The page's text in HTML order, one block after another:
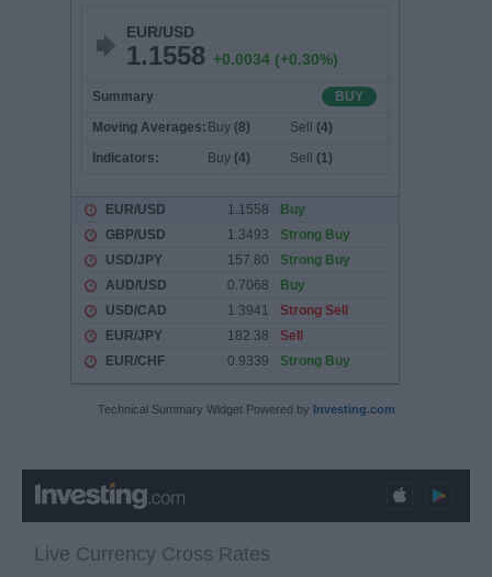
Technical Summary Widget Powered by Investing.com